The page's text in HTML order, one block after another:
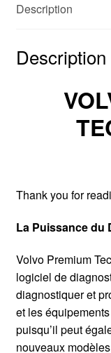
Description
Description
Thank you for
La Puissance du
Volvo Premium
logiciel de
diagnostiquer et
et les
puisqu’il peut
nouveaux